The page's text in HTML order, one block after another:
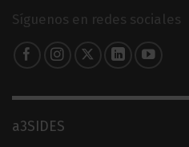
Síguenos en redes sociales
a3SIDES